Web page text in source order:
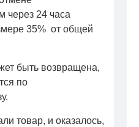
через 24 часа
35% от общей
быть возвращена,
по
товар, и оказалось,